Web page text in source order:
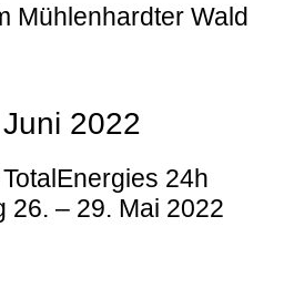
Mühlenhardter Wald
2022
24h
26. – 29. Mai 2022